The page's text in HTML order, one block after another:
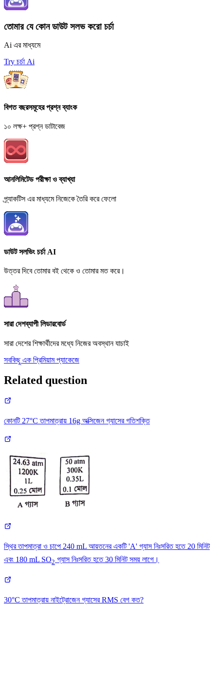
তোমার যে কোন ডাউট সলভ করো চর্চা
Ai এর মাধ্যমে
Try চর্চা Ai
বিগত বছরসমূহের প্রশ্ন ব্যাংক
১০ লক্ষ+ প্রশ্ন ডাটাবেজ
আনলিমিটেড পরীক্ষা ও ব্যাখ্যা
প্র্যাকটিস এর মাধ্যমে নিজেকে তৈরি করে ফেলো
ডাউট সলভিং চর্চা AI
উত্তর দিবে তোমার বই থেকে ও তোমার মত করে।
সারা দেশব্যাপী লিডারবোর্ড
সারা দেশের শিক্ষার্থীদের মধ্যে নিজের অবস্থান যাচাই
সবকিছু এক প্রিমিয়াম প্যাকেজে
Related question
কোনটি 27°C তাপমাত্রায় 16g অক্সিজেন গ্যাসের গতিশক্তি
স্থির তাপমাত্রা ও চাপে 240 mL আয়তনের একটি 'A' গ্যাস নিঃসরিত হতে 20 মিনিট
এবং 180 mL SO2 গ্যাস নিঃসরিত হতে 30 মিনিট সময় লাগে।
30°C তাপমাত্রায় নাইট্রোজেন গ্যাসের RMS বেগ কত?